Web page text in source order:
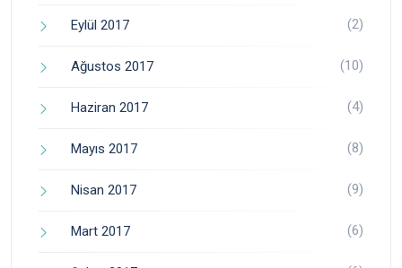
Eylül 2017 (2)
Ağustos 2017 (10)
Haziran 2017 (4)
Mayıs 2017 (8)
Nisan 2017 (9)
Mart 2017 (6)